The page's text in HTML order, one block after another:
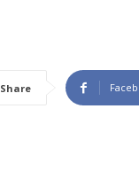
Share